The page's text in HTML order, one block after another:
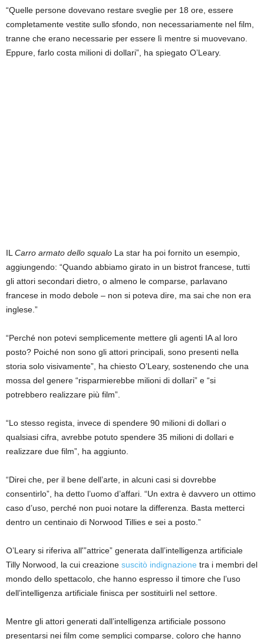
“Quelle persone dovevano restare sveglie per 18 ore, essere
completamente vestite sullo sfondo, non necessariamente nel film,
tranne che erano necessarie per essere lì mentre si muovevano.
Eppure, farlo costa milioni di dollari”, ha spiegato O’Leary.
IL Carro armato dello squalo La star ha poi fornito un esempio,
aggiungendo: “Quando abbiamo girato in un bistrot francese, tutti
gli attori secondari dietro, o almeno le comparse, parlavano
francese in modo debole – non si poteva dire, ma sai che non era
inglese.”
“Perché non potevi semplicemente mettere gli agenti IA al loro
posto? Poiché non sono gli attori principali, sono presenti nella
storia solo visivamente”, ha chiesto O’Leary, sostenendo che una
mossa del genere “risparmierebbe milioni di dollari” e “si
potrebbero realizzare più film”.
“Lo stesso regista, invece di spendere 90 milioni di dollari o
qualsiasi cifra, avrebbe potuto spendere 35 milioni di dollari e
realizzare due film”, ha aggiunto.
“Direi che, per il bene dell’arte, in alcuni casi si dovrebbe
consentirlo”, ha detto l’uomo d’affari. “Un extra è davvero un ottimo
caso d’uso, perché non puoi notare la differenza. Basta metterci
dentro un centinaio di Norwood Tillies e sei a posto.”
O’Leary si riferiva all'”attrice” generata dall’intelligenza artificiale
Tilly Norwood, la cui creazione suscitò indignazione tra i membri del
mondo dello spettacolo, che hanno espresso il timore che l’uso
dell’intelligenza artificiale finisca per sostituirli nel settore.
Mentre gli attori generati dall’intelligenza artificiale possono
presentarsi nei film come semplici comparse, coloro che hanno